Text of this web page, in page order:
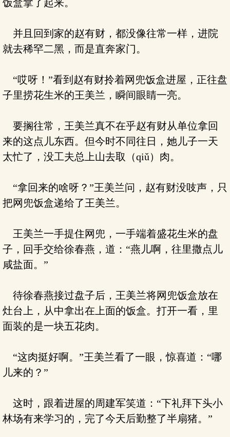
饭盒拿了起来。
并且回到家的赵有财，都没像往常一样，进院
就去稀罕二黑，而是直奔家门。
“哎呀！”看到赵有财拎着网兜饭盒进屋，正往盘
子里捞花生米的王美兰，瞬间眼睛一亮。
要搁往常，王美兰真不在乎赵有财从单位拿回
来的这点儿东西。但今时不同往日，她儿子一天
太忙了，没工夫总上山去取（qiǔ）肉。
“拿回来的啥呀？”王美兰问，赵有财没吱声，只
把网兜饭盒递给了王美兰。
王美兰一手提住网兜，一手端着盛花生米的盘
子，回手交给徐春燕，道：“燕儿啊，往里撒点儿
咸盐面。”
待徐春燕接过盘子后，王美兰将网兜饭盒放在
灶台上，从中拿出在上面的饭盒。打开一看，里
面装的是一块五花肉。
“这肉挺好啊。”王美兰看了一眼，惊喜道：“哪
儿来的？”
这时，跟着进屋的周建军笑道：“下礼拜下头小
林场有来学习的，完了今天后勤整了半扇猪。”